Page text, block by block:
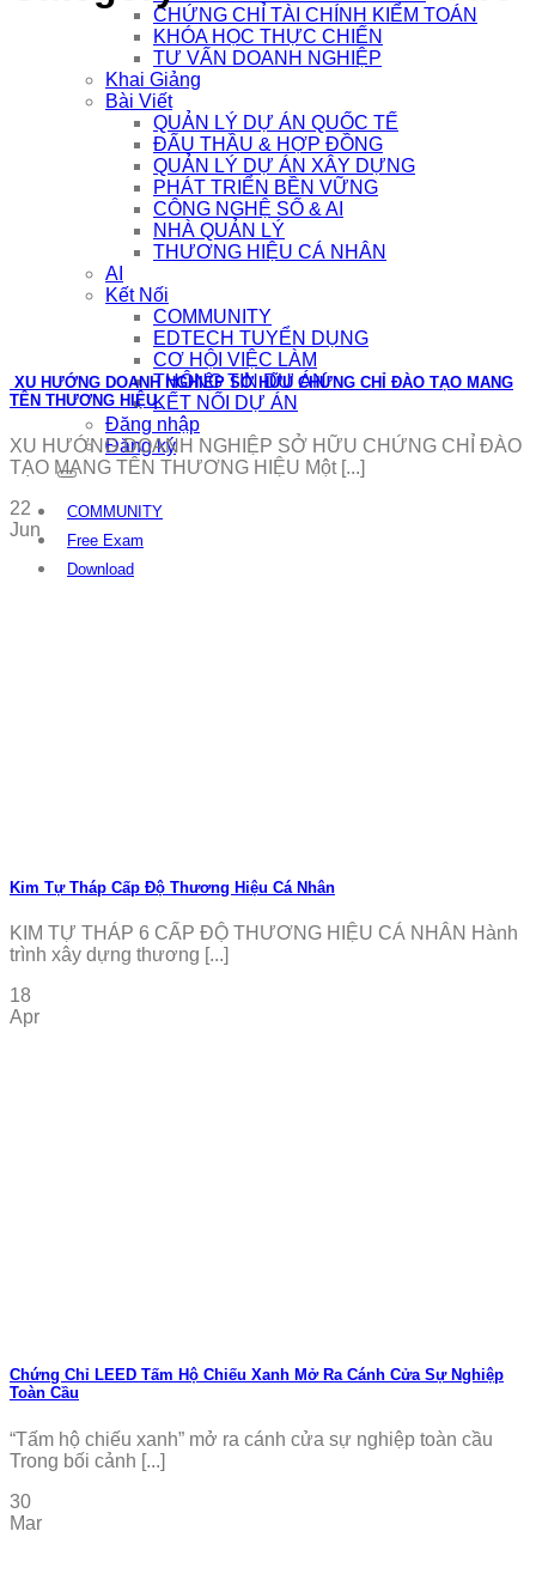
CHỨNG CHỈ TÀI CHÍNH KIỂM TOÁN
KHÓA HỌC THỰC CHIẾN
TƯ VẤN DOANH NGHIỆP
Khai Giảng
Bài Viết
QUẢN LÝ DỰ ÁN QUỐC TẾ
ĐẤU THẦU & HỢP ĐỒNG
QUẢN LÝ DỰ ÁN XÂY DỰNG
PHÁT TRIỂN BỀN VỮNG
CÔNG NGHỆ SỐ & AI
NHÀ QUẢN LÝ
THƯƠNG HIỆU CÁ NHÂN
AI
Kết Nối
COMMUNITY
EDTECH TUYỂN DỤNG
CƠ HỘI VIỆC LÀM
THÔNG TIN DỰ ÁN
KẾT NỐI DỰ ÁN
Đăng nhập
Đăng ký
COMMUNITY
Free Exam
Download
XU HƯỚNG DOANH NGHIỆP SỞ HỮU CHỨNG CHỈ ĐÀO TẠO MANG
TÊN THƯƠNG HIỆU
XU HƯỚNG DOANH NGHIỆP SỞ HỮU CHỨNG CHỈ ĐÀO
TẠO MANG TÊN THƯƠNG HIỆU Một [...]
22
Jun
Kim Tự Tháp Cấp Độ Thương Hiệu Cá Nhân
KIM TỰ THÁP 6 CẤP ĐỘ THƯƠNG HIỆU CÁ NHÂN Hành
trình xây dựng thương [...]
18
Apr
Chứng Chỉ LEED Tấm Hộ Chiếu Xanh Mở Ra Cánh Cửa Sự Nghiệp
Toàn Cầu
“Tấm hộ chiếu xanh” mở ra cánh cửa sự nghiệp toàn cầu
Trong bối cảnh [...]
30
Mar